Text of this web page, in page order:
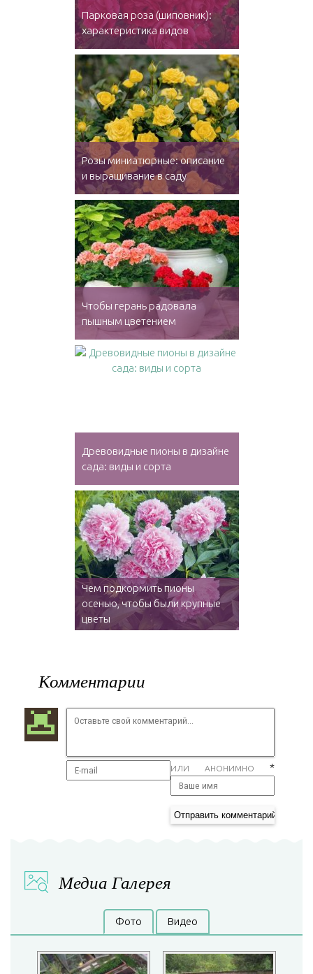
Парковая роза (шиповник):
характеристика видов
Розы миниатюрные: описание
и выращивание в саду
Чтобы герань радовала
пышным цветением
Древовидные пионы в дизайне
сада: виды и сорта
Чем подкормить пионы
осенью, чтобы были крупные
цветы
Комментарии
ИЛИ АНОНИМНО *
Медиа Галерея
Фото Видео